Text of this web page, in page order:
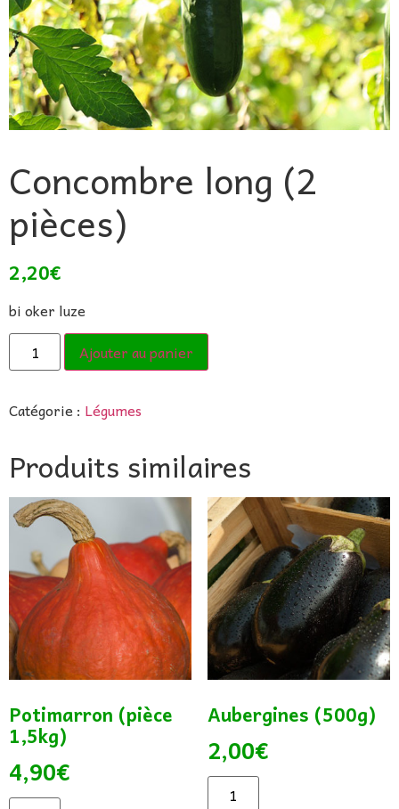
Concombre long (2
pièces)
2,20€
bi oker luze
Ajouter au panier
Catégorie : Légumes
Produits similaires
Potimarron (pièce
1,5kg)
4,90€
Aubergines (500g)
2,00€